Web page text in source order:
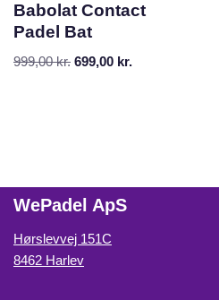
Babolat Contact
Padel Bat
999,00kr. 699,00 kr.
WePadel ApS
Hørslevvej 151C
8462 Harlev